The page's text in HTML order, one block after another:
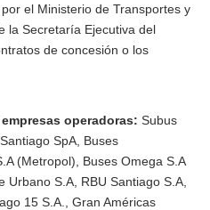
el Ministerio de Transportes y
la Secretaría Ejecutiva del
de concesión o los
empresas operadoras: Subus
SpA, Buses
(Metropol), Buses Omega S.A
S.A, RBU Santiago S.A,
15 S.A., Gran Américas